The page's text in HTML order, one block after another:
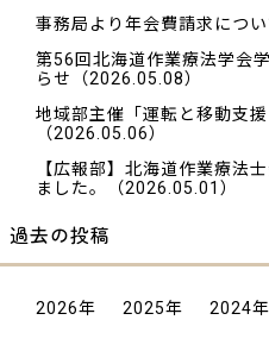
事務局より年会費請求につ
第56回北海道作業療法学会
らせ
（2026.05.08）
地域部主催「運転と移動支
（2026.05.06）
【広報部】北海道作業療法
ました。
（2026.05.01）
過去の投稿
2026年 2025年 2024年